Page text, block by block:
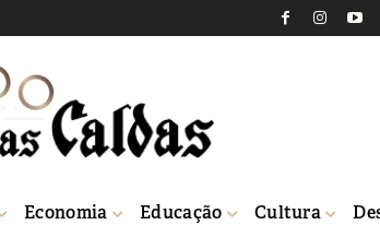
Economia Educação Cultura